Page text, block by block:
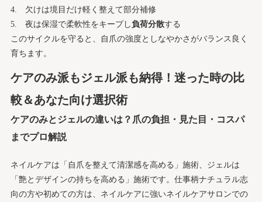
欠けは境目だけ軽く整えて部分補修
夜は保湿で柔軟性をキープし負荷分散する
このサイクルを守ると、自爪の強度としなやかさがバランス良く
育ちます。
ケアのみ派もジェル派も納得！迷った時の比
較＆あなた向け選択術
ケアのみとジェルの違いは？爪の負担・見た目・コスパ
までプロ解説
ネイルケアは「自爪を整えて清潔感を高める」施術、ジェルは
「艶とデザインの持ちを高める」施術です。仕事柄ナチュラル志
向の方や初めての方は、ネイルケアに強いネイルケアサロンでの